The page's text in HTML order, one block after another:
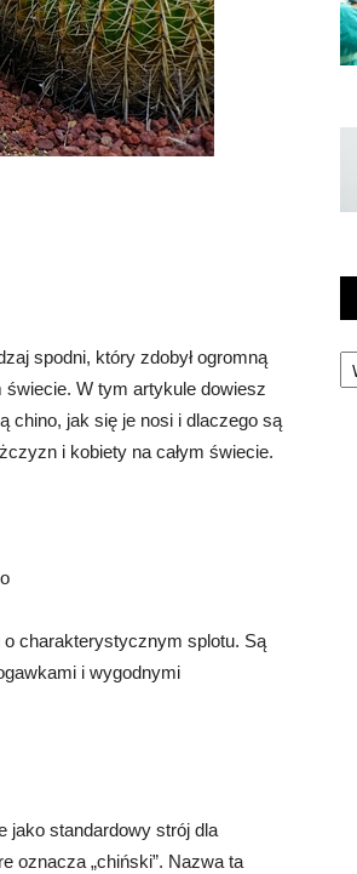
spodni, który zdobył ogromną
świecie. W tym artykule dowiesz
chino, jak się je nosi i dlaczego są
i kobiety na całym świecie.
o charakterystycznym splotu. Są
i wygodnymi
jako standardowy strój dla
oznacza „chiński”. Nazwa ta